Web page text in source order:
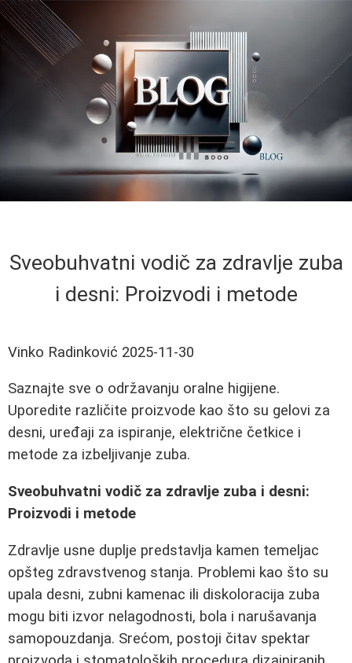
Sveobuhvatni vodič za zdravlje zuba
i desni: Proizvodi i metode
Vinko Radinković 2025-11-30
Saznajte sve o održavanju oralne higijene.
Uporedite različite proizvode kao što su gelovi za
desni, uređaji za ispiranje, električne četkice i
metode za izbeljivanje zuba.
Sveobuhvatni vodič za zdravlje zuba i desni:
Proizvodi i metode
Zdravlje usne duplje predstavlja kamen temeljac
opšteg zdravstvenog stanja. Problemi kao što su
upala desni, zubni kamenac ili diskoloracija zuba
mogu biti izvor nelagodnosti, bola i narušavanja
samopouzdanja. Srećom, postoji čitav spektar